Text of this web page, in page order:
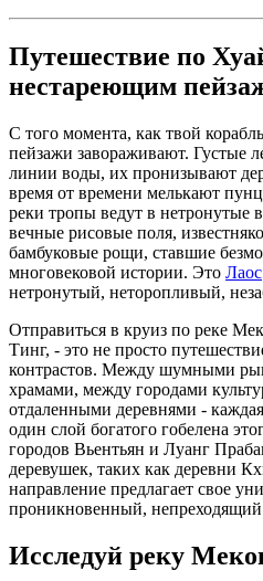
Путешествие по
нестареющим
С того момента, как твой
пейзажи завораживают. Густые
линии воды, их пронизывают
время от времени мелькают
реки тропы ведут в нетронутые
вечные рисовые поля,
бамбуковые рощи, ставшие
многовековой истории. Это Лаос
нетронутый, неторопливый,
Отправиться в круиз по реке
Тинг, - это не просто
контрастов. Между шумными
храмами, между городами
отдаленными деревнями -
один слой богатого гобелена
городов Вьентьян и Луанг
деревушек, таких как деревни
направление предлагает свое
проникновенный,
Исследуй реку